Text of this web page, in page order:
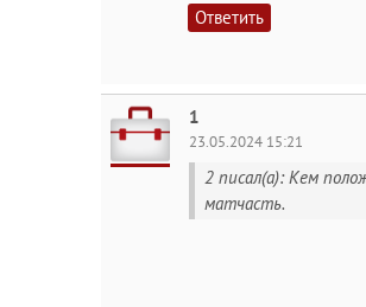
Ответить
1
23.05.2024 15:21
2 писал(а): Кем
матчасть.